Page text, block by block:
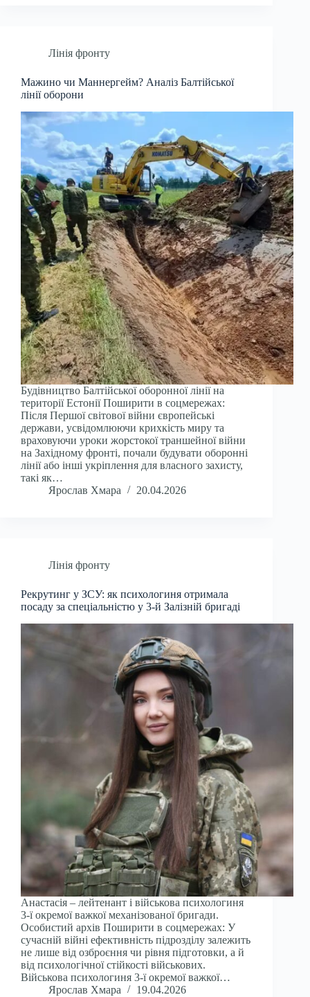
Лінія фронту
Мажино чи Маннергейм? Аналіз Балтійської
лінії оборони
Будівництво Балтійської оборонної лінії на
території Естонії Поширити в соцмережах:
Після Першої світової війни європейські
держави, усвідомлюючи крихкість миру та
враховуючи уроки жорстокої траншейної війни
на Західному фронті, почали будувати оборонні
лінії або інші укріплення для власного захисту,
такі як…
Ярослав Хмара
20.04.2026
Лінія фронту
Рекрутинг у ЗСУ: як психологиня отримала
посаду за спеціальністю у 3-й Залізній бригаді
Анастасія – лейтенант і військова психологиня
3-ї окремої важкої механізованої бригади.
Особистий архів Поширити в соцмережах: У
сучасній війні ефективність підрозділу залежить
не лише від озброєння чи рівня підготовки, а й
від психологічної стійкості військових.
Військова психологиня 3-ї окремої важкої…
Ярослав Хмара
19.04.2026